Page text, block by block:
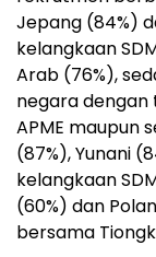
Jepang (84%)
kelangkaan
Arab (76%),
negara dengan
APME maupun
(87%), Yunani
kelangkaan
(60%) dan
bersama